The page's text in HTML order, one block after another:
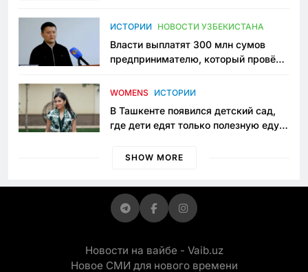
пространство
ИСТОРИИ НОВОСТИ УЗБЕКИСТАНА
Власти выплатят 300 млн сумов
предпринимателю, который провёл
приговору
WOMENS ИСТОРИИ
В Ташкенте появился детский сад,
где дети едят только полезную еду.
просить «кашу без сахара»
SHOW MORE
Новости на вайбе - Vaib.uz
Новое СМИ для нового времени